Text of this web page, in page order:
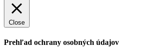
Close
Prehľad ochrany osobných údajov